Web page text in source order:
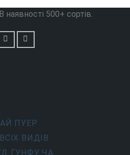
500+ сортів.
ПУЕР
ВИДІВ
ГУНФУ ЧА